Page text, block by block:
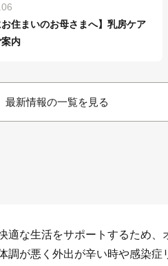
お住まいのお母さまへ】乳房ケア
内
最新情報の一覧を見る
適な生活をサポートするため、
調が悪く外出が辛い時や感染